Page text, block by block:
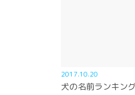
2017.10.20
犬の名前ランキン